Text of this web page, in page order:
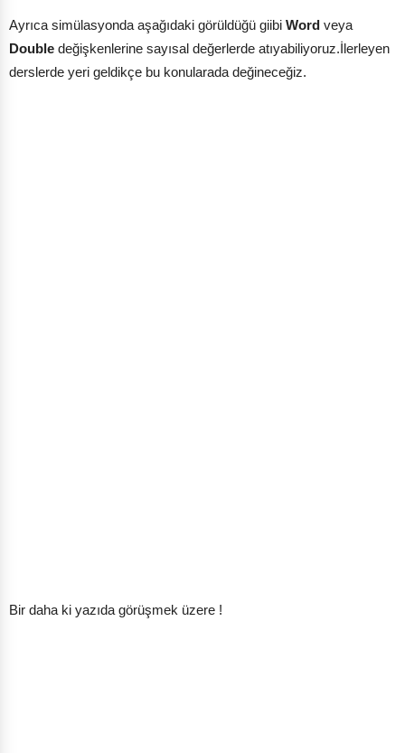
Ayrıca simülasyonda aşağıdaki görüldüğü giibi Word veya
Double değişkenlerine sayısal değerlerde atıyabiliyoruz.İlerleyen
derslerde yeri geldikçe bu konularada değineceğiz.
Bir daha ki yazıda görüşmek üzere !